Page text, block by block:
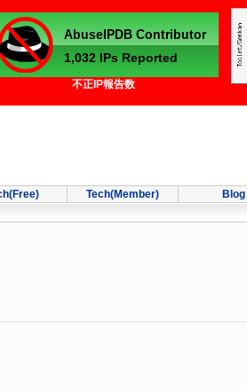
不正IP報告数
Tech(Member) Blog